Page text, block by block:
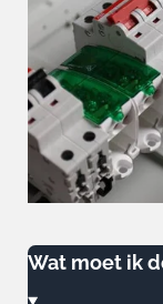
Wat moet ik